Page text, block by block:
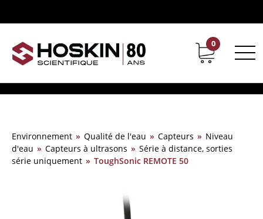
Support Carrières chez Hoskin
0
Environnement » Qualité de l'eau » Capteurs » Niveau
d'eau » Capteurs à ultrasons » Série à distance, sorties
série uniquement » ToughSonic REMOTE 50